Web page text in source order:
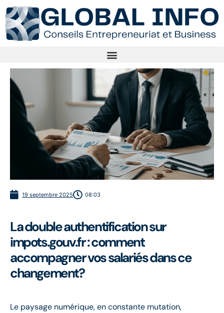
19 septembre 2025 08:03
La double authentification sur
impots.gouv.fr : comment
accompagner vos salariés dans ce
changement?
Le paysage numérique, en constante mutation,